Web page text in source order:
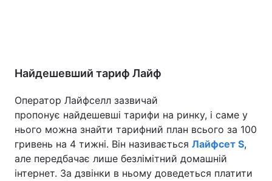
Найдешевший тариф Лайф
Оператор Лайфселл зазвичай
пропонує найдешевші тарифи на ринку, і саме у
нього можна знайти тарифний план всього за 100
гривень на 4 тижні. Він називається Лайфсет S,
але передбачає лише безлімітний домашній
інтернет. За дзвінки в ньому доведеться платити